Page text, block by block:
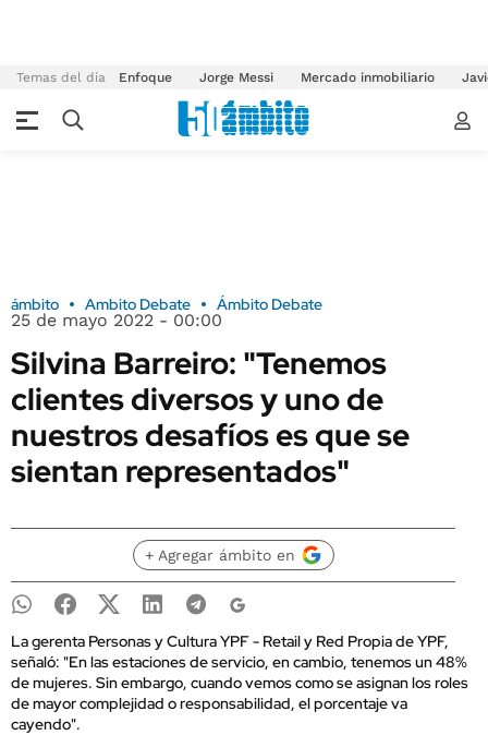
Temas del día Enfoque Jorge Messi Mercado inmobiliario
ámbito Ambito Debate Ámbito Debate
25 de mayo 2022 - 00:00
Silvina Barreiro: "Tenemos
clientes diversos y uno de
nuestros desafíos es que se
sientan representados"
+ Agregar ámbito en
La gerenta Personas y Cultura YPF - Retail y Red Propia de YPF,
señaló: "En las estaciones de servicio, en cambio, tenemos un 48%
de mujeres. Sin embargo, cuando vemos como se asignan los roles
de mayor complejidad o responsabilidad, el porcentaje va
cayendo".